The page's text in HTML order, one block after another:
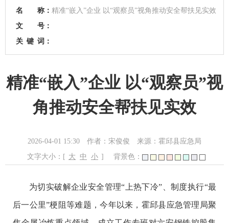
名 称： 精准“嵌入”企业 以“观察员”视角推动安全帮扶见实效
文 号：
关 键 词：
精准“嵌入”企业 以“观察员”视
角推动安全帮扶见实效
2026-04-01 15:30 作者：宋俊俊
来源：霍邱县应急局
文字大小：[ 大 中 小 ] 背景色：
为切实破解企业安全管理“上热下冷”、制度执行“最
后一公里”梗阻等难题，今年以来，霍邱县应急管理局聚